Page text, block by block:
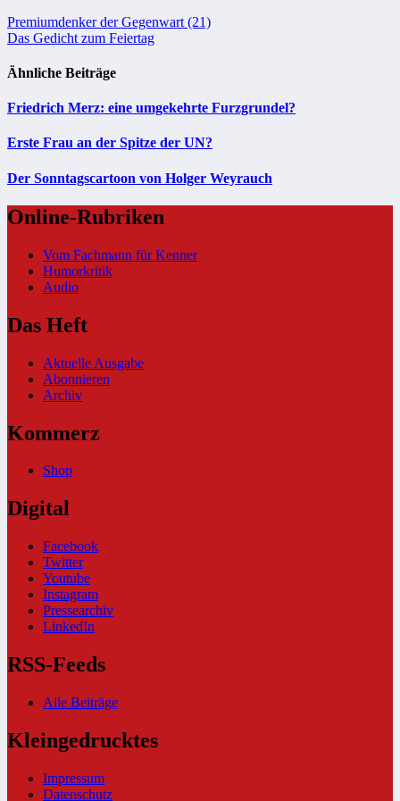
Beitragsnavigation
Premiumdenker der Gegenwart (21)
Das Gedicht zum Feiertag
Ähnliche Beiträge
Friedrich Merz: eine umgekehrte Furzgrundel?
Erste Frau an der Spitze der UN?
Der Sonntagscartoon von Holger Weyrauch
Online-Rubriken
Vom Fachmann für Kenner
Humorkritik
Audio
Das Heft
Aktuelle Ausgabe
Abonnieren
Archiv
Kommerz
Shop
Digital
Facebook
Twitter
Youtube
Instagram
Pressearchiv
LinkedIn
RSS-Feeds
Alle Beiträge
Kleingedrucktes
Impressum
Datenschutz